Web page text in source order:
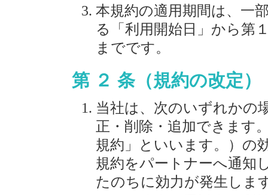
本規約の適用期間は、一
る「利用開始日」から第
までです。
第 ２ 条（規約の改定）
当社は、次のいずれかの
正・削除・追加できます
規約」といいます。）の
規約をパートナーへ通知
たのちに効力が発生しま